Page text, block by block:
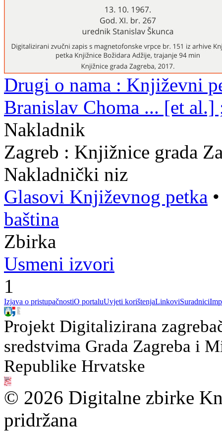
Drugi o nama : Književni
Branislav Choma ... [et
Nakladnik
Zagreb : Knjižnice grada
Nakladnički niz
Glasovi Književnog petka
baština
Zbirka
Usmeni izvori
1
Izjava o pristupačnostiO portaluUvjeti korištenjaLinkoviSuradnici
Projekt Digitalizirana
sredstvima Grada Zagreba i
Republike Hrvatske
© 2026 Digitalne zbirke
pridržana